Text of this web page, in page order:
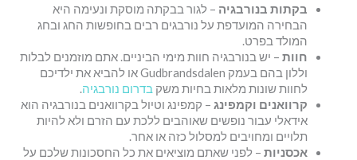
בקתות בנורבגיה – לגור בבקתה מוסקת ונעימה היא
הבחירה המועדפת על נורבגים רבים בחופשות החג ובחג
המולד בפרט.
חוות– יש בנורבגיה חוות מימי הביניים. אתם מוזמנים לבלות
וללון בהם בעמק Gudbrandsdalen או להביא את ילדיכם
לחוות שונות מלאות בחיות משק בדרום נורבגיה.
קרוואנים וקמפינג– קמפינג וטיול בקרוואנים בנורבגיה הוא
אידאלי עבור נופשים שאוהבים ללכת עם הזרם ולא להיות
תלויים ומחויבים למסלול כזה או אחר.
אכסניות– לפני שאתם מוציאים את כל החסכונות שלכם על